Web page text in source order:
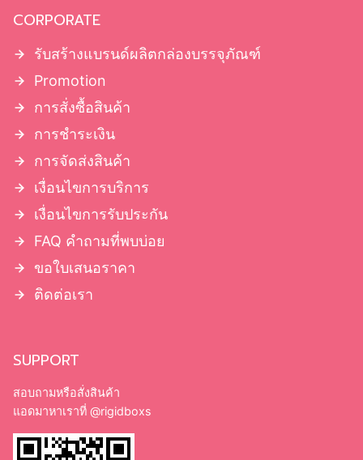
กล่องจั่วปัง
กล่องฝาครอบมีบ่า
กล่องฝาครอบโชว์บ่า
กล่องฝาเปิดหนังสือ มีแม่เหล็ก
CORPORATE
รับสร้างแบรนด์ผลิตกล่องบรรจุภัณฑ์
Promotion
การสั่งซื้อสินค้า
การชำระเงิน
การจัดส่งสินค้า
เงื่อนไขการบริการ
เงื่อนไขการรับประกัน
FAQ คำถามที่พบบ่อย
ขอใบเสนอราคา
ติดต่อเรา
SUPPORT
สอบถามหรือสั่งสินค้า
แอดมาหาเราที่ @rigidboxs